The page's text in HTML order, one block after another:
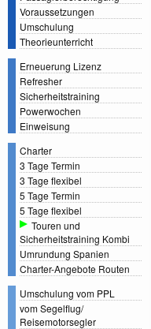
Voraussetzungen
Umschulung
Theorieunterricht
Erneuerung Lizenz
Refresher
Sicherheitstraining
Powerwochen
Einweisung
Charter
3 Tage Termin
3 Tage flexibel
5 Tage Termin
5 Tage flexibel
Touren und
Sicherheitstraining Kombi
Umrundung Spanien
Charter-Angebote Routen
Umschulung vom PPL
vom Segelflug/
Reisemotorsegler